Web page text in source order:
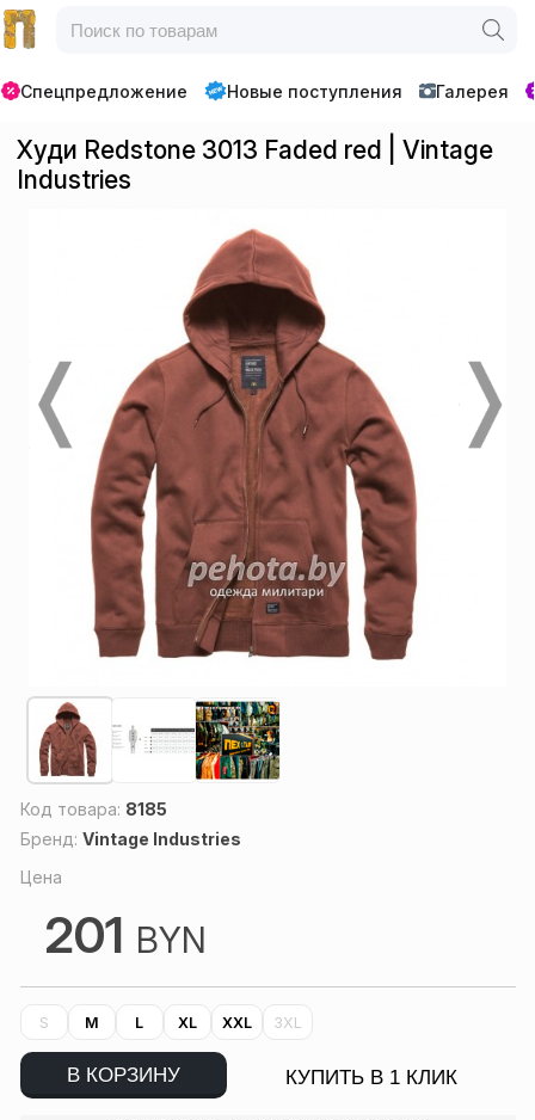
Спецпредложение Новые поступления Галерея
Худи Redstone 3013 Faded red | Vintage
Industries
Код товара: 8185
Бренд: Vintage Industries
Цена
201 BYN
S M L XL XXL 3XL
В КОРЗИНУ КУПИТЬ В 1 КЛИК